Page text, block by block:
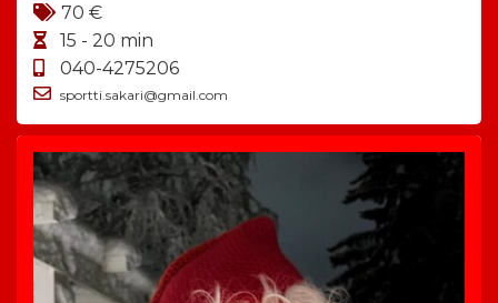
70 €
15 - 20 min
040-4275206
sportti.sakari@gmail.com